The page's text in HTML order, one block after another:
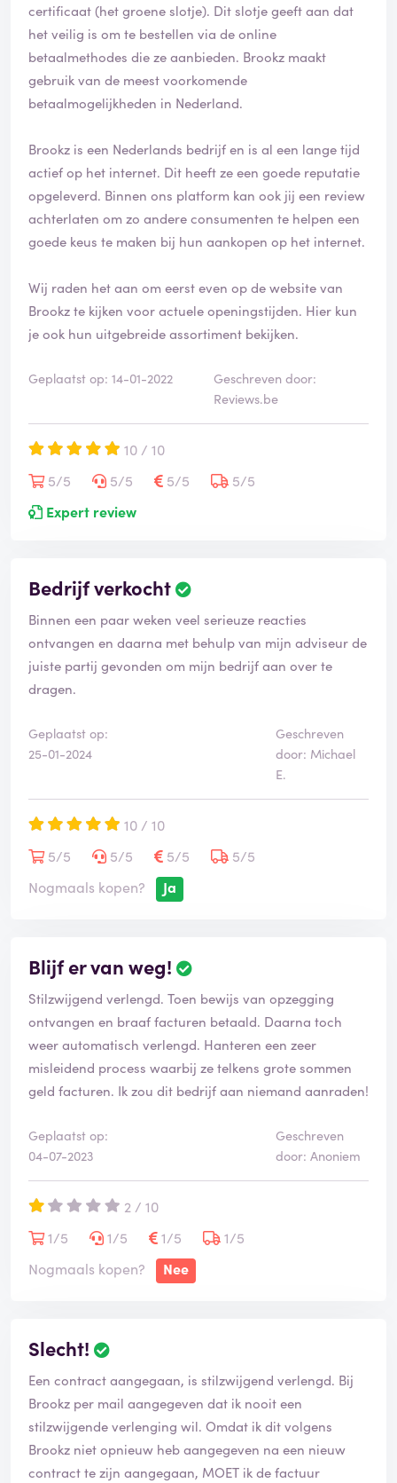
certificaat (het groene slotje). Dit slotje geeft aan dat
het veilig is om te bestellen via de online
betaalmethodes die ze aanbieden. Brookz maakt
gebruik van de meest voorkomende
betaalmogelijkheden in Nederland.
Brookz is een Nederlands bedrijf en is al een lange tijd
actief op het internet. Dit heeft ze een goede reputatie
opgeleverd. Binnen ons platform kan ook jij een review
achterlaten om zo andere consumenten te helpen een
goede keus te maken bij hun aankopen op het internet.
Wij raden het aan om eerst even op de website van
Brookz te kijken voor actuele openingstijden. Hier kun
je ook hun uitgebreide assortiment bekijken.
Geplaatst op: 14-01-2022
Geschreven door:
Reviews.be
10 / 10
5/5
5/5 5/5
5/5
Expert review
Bedrijf verkocht
Binnen een paar weken veel serieuze reacties
ontvangen en daarna met behulp van mijn adviseur de
juiste partij gevonden om mijn bedrijf aan over te
dragen.
Geplaatst op:
25-01-2024
Geschreven
door: Michael
E.
10 / 10
5/5
5/5 5/5
5/5
Nogmaals kopen?
Ja
Blijf er van weg!
Stilzwijgend verlengd. Toen bewijs van opzegging
ontvangen en braaf facturen betaald. Daarna toch
weer automatisch verlengd. Hanteren een zeer
misleidend process waarbij ze telkens grote sommen
geld facturen. Ik zou dit bedrijf aan niemand aanraden!
Geplaatst op:
04-07-2023
Geschreven
door: Anoniem
2 / 10
1/5
1/5 1/5
1/5
Nogmaals kopen?
Nee
Slecht!
Een contract aangegaan, is stilzwijgend verlengd. Bij
Brookz per mail aangegeven dat ik nooit een
stilzwijgende verlenging wil. Omdat ik dit volgens
Brookz niet opnieuw heb aangegeven na een nieuw
contract te zijn aangegaan, MOET ik de factuur